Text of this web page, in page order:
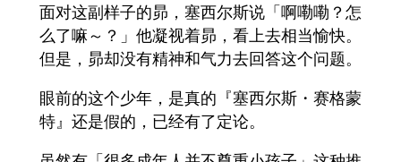
面对这副样子的昴，塞西尔斯说「啊嘞嘞？怎
么了嘛～？」他凝视着昴，看上去相当愉快。
但是，昴却没有精神和气力去回答这个问题。
眼前的这个少年，是真的『塞西尔斯・赛格蒙
特』还是假的，已经有了定论。